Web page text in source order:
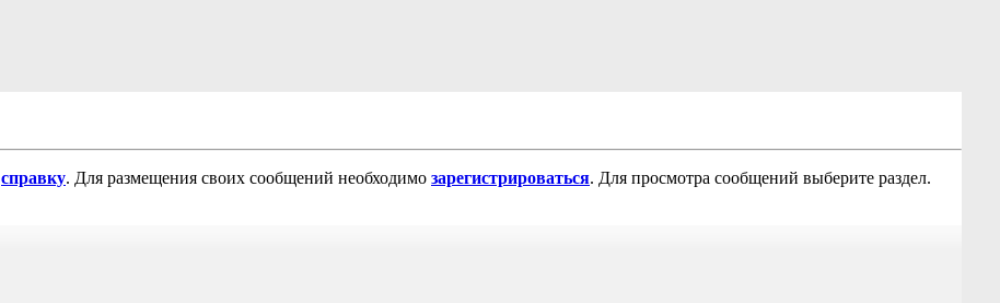
справку. Для размещения своих сообщений необходимо зарегистрироваться. Для просмотра сообщений выберите раздел.